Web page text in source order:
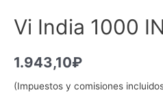
Vi India 1000
1.943,10₽
(Impuestos y comisiones